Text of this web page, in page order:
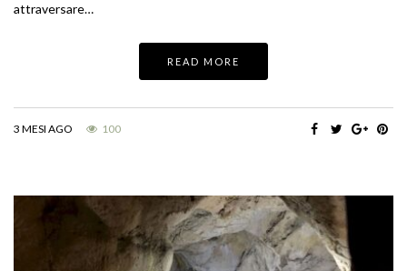
attraversare…
READ MORE
3 MESI AGO 100